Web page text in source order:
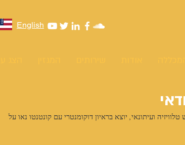
English
ועיתונאי, יוצא בראיון דוקומנטרי עם קונטנטו נאו על